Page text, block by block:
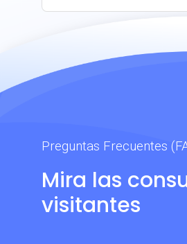
Preguntas Frecuentes
Mira las
visitantes